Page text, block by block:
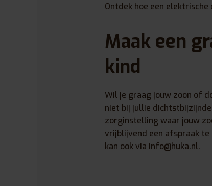
Ontdek hoe een
Maak een
kind
Wil je graag jouw zoon of
niet bij jullie
zorginstelling waar jouw
vrijblijvend een afspraak te
kan ook via info@huka.nl.